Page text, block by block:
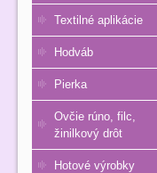
Textilné aplikácie
Hodváb
Pierka
Ovčie rúno, filc,
žinilkový drôt
Hotové výrobky